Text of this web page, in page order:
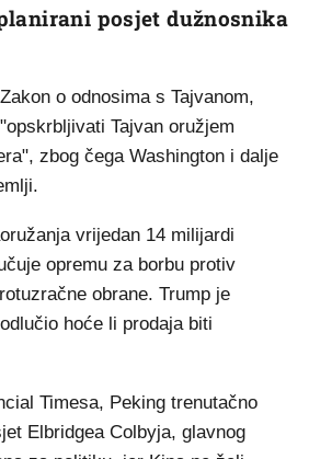
posjet dužnosnika
o odnosima s Tajvanom,
Tajvan oružjem
zbog čega Washington i dalje
vrijedan 14 milijardi
opremu za borbu protiv
obrane. Trump je
hoće li prodaja biti
Timesa, Peking trenutačno
Elbridgea Colbyja, glavnog